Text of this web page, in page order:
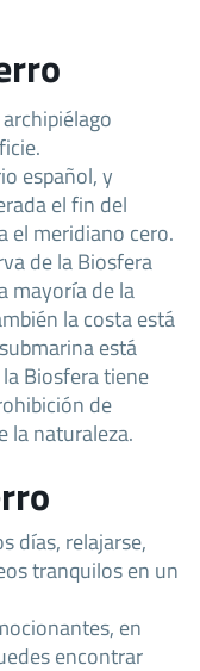
español, y
el fin del
el meridiano cero.
de la Biosfera
mayoría de la
la costa está
está
Biosfera tiene
de
la naturaleza.
días, relajarse,
tranquilos en un
en
encontrar